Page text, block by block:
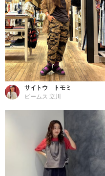
サイトウ トモミ
ビームス 立川